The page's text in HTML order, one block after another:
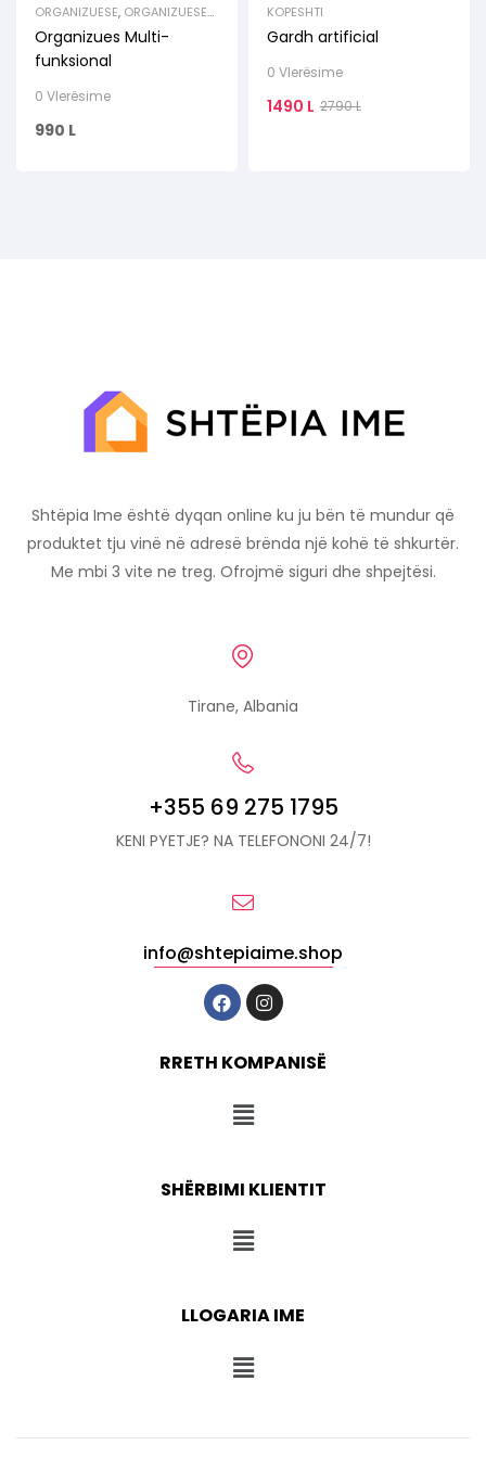
ORGANIZUESE, ORGANIZUESE
RROBASH & KEPUCESH
Organizues Multi-
funksional
0 Vlerësime
990 L
KOPESHTI
Gardh artificial
0 Vlerësime
2790L
1490 L
Shtëpia Ime është dyqan online ku ju bën të mundur që
produktet tju vinë në adresë brënda një kohë të shkurtër.
Me mbi 3 vite ne treg. Ofrojmë siguri dhe shpejtësi.
Tirane, Albania
+355 69 275 1795
KENI PYETJE? NA TELEFONONI 24/7!
info@shtepiaime.shop
RRETH KOMPANISË
SHËRBIMI KLIENTIT
LLOGARIA IME